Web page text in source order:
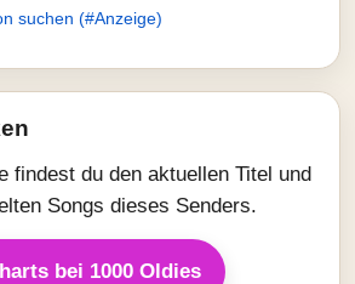
suchen (#Anzeige)
findest du den aktuellen Titel und
Songs dieses Senders.
bei 1000 Oldies